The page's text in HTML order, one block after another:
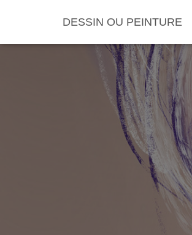
DESSIN OU PEINTURE